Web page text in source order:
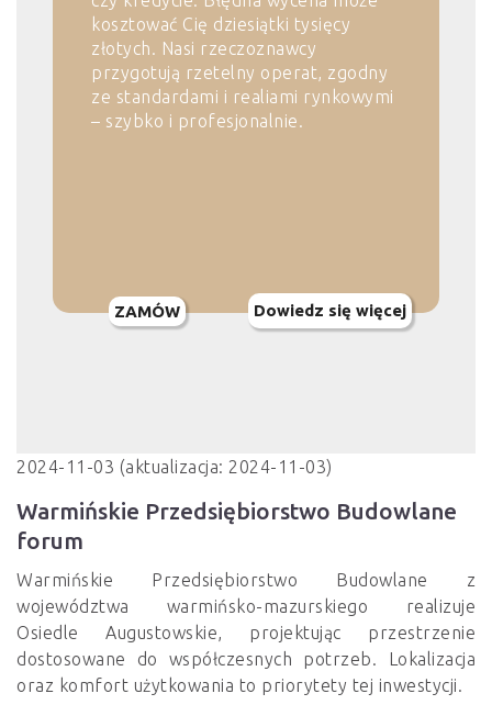
kosztować Cię dziesiątki tysięcy
złotych. Nasi rzeczoznawcy
przygotują rzetelny operat, zgodny
ze standardami i realiami rynkowymi
– szybko i profesjonalnie.
ZAMÓW Dowiedz się więcej
2024-11-03 (aktualizacja: 2024-11-03)
Warmińskie Przedsiębiorstwo Budowlane
forum
Warmińskie Przedsiębiorstwo Budowlane z
województwa warmińsko-mazurskiego realizuje
Osiedle Augustowskie, projektując przestrzenie
dostosowane do współczesnych potrzeb. Lokalizacja
oraz komfort użytkowania to priorytety tej inwestycji.